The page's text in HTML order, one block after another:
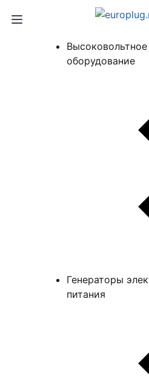
оборудование
Генераторы
питания